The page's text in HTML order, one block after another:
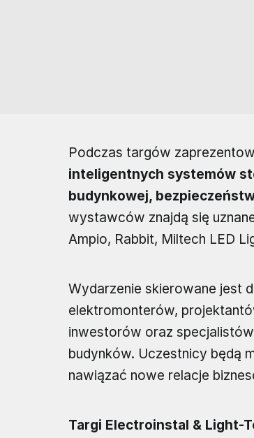
Podczas targów
inteligentnych systemów
budynkowej,
wystawców znajdą się
Ampio, Rabbit, Miltech LED
Wydarzenie skierowane jest
elektromonterów,
inwestorów oraz
budynków. Uczestnicy będą
nawiązać nowe relacje
Targi Electroinstal & Light-